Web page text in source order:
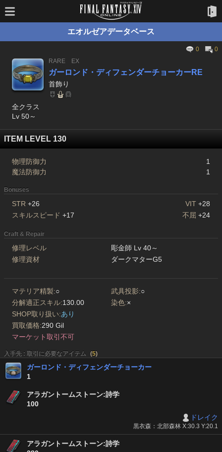
エオルゼアデータベース
0
0
RARE
EX
ガーロンド・ディフェンダーチョーカーRE
首飾り
全クラス
Lv 50～
ITEM LEVEL 130
物理防御力
1
魔法防御力
1
Bonuses
STR +26 VIT +28
スキルスピード +17 不屈 +24
Craft & Repair
修理レベル
彫金師 Lv 40～
修理資材
ダークマターG5
マテリア精製:○ 武具投影:○
分解適正スキル:130.00 染色:×
SHOP取り扱い:あり
買取価格:290 Gil
マーケット取引不可
入手先 : 取引に必要なアイテム (5)
ガーロンド・ディフェンダーチョーカー
1
アラガントームストーン:詩学
100
ドレイク
黒衣森：北部森林 X:30.3 Y:20.1
アラガントームストーン:詩学